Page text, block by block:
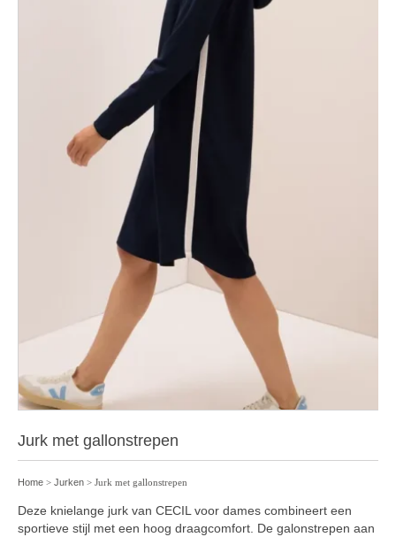
Jurk met gallonstrepen
Home > Jurken > Jurk met gallonstrepen
Deze knielange jurk van CECIL voor dames combineert een
sportieve stijl met een hoog draagcomfort. De galonstrepen aan